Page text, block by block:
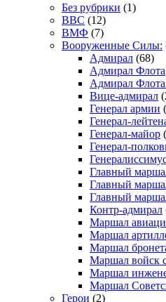
Без рубрики (1)
ВВС (12)
ВМФ (7)
Вооруженные Силы:
Адмирал (68)
Адмирал Флота
Адмирал
Вице-адмирал
Генерал армии
Генерал-
Генерал-майор
Генерал-
Главный
Главный
Главный
Контр-адмирал
Маршал
Маршал
Маршал
Маршал войск
Маршал
Маршал
Герои (2)